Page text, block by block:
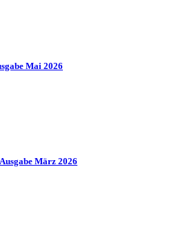
Mai 2026
März 2026